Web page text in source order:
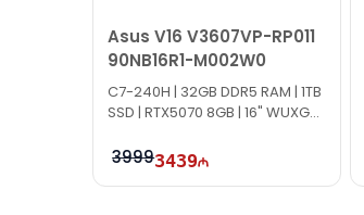
Asus V16 V3607VP-RP011
90NB16R1-M002W0
C7-240H | 32GB DDR5 RAM | 1TB
SSD | RTX5070 8GB | 16" WUXGA
39993439